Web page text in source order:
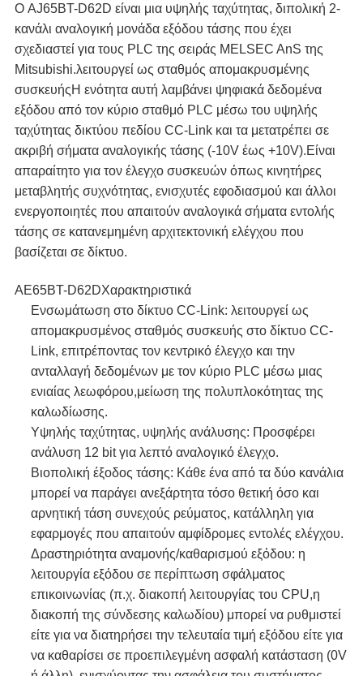
Ο AJ65BT-D62D είναι μια υψηλής ταχύτητας, διπολική 2-
κανάλι αναλογική μονάδα εξόδου τάσης που έχει
σχεδιαστεί για τους PLC της σειράς MELSEC AnS της
Mitsubishi.λειτουργεί ως σταθμός απομακρυσμένης
συσκευήςΗ ενότητα αυτή λαμβάνει ψηφιακά δεδομένα
εξόδου από τον κύριο σταθμό PLC μέσω του υψηλής
ταχύτητας δικτύου πεδίου CC-Link και τα μετατρέπει σε
ακριβή σήματα αναλογικής τάσης (-10V έως +10V).Είναι
απαραίτητο για τον έλεγχο συσκευών όπως κινητήρες
μεταβλητής συχνότητας, ενισχυτές εφοδιασμού και άλλοι
ενεργοποιητές που απαιτούν αναλογικά σήματα εντολής
τάσης σε κατανεμημένη αρχιτεκτονική ελέγχου που
βασίζεται σε δίκτυο.
ΑΕ65BT-D62DΧαρακτηριστικά
Ενσωμάτωση στο δίκτυο CC-Link: λειτουργεί ως
απομακρυσμένος σταθμός συσκευής στο δίκτυο CC-
Link, επιτρέποντας τον κεντρικό έλεγχο και την
ανταλλαγή δεδομένων με τον κύριο PLC μέσω μιας
ενιαίας λεωφόρου,μείωση της πολυπλοκότητας της
καλωδίωσης.
Υψηλής ταχύτητας, υψηλής ανάλυσης: Προσφέρει
ανάλυση 12 bit για λεπτό αναλογικό έλεγχο.
Βιοπολική έξοδος τάσης: Κάθε ένα από τα δύο κανάλια
μπορεί να παράγει ανεξάρτητα τόσο θετική όσο και
αρνητική τάση συνεχούς ρεύματος, κατάλληλη για
εφαρμογές που απαιτούν αμφίδρομες εντολές ελέγχου.
Δραστηριότητα αναμονής/καθαρισμού εξόδου: η
λειτουργία εξόδου σε περίπτωση σφάλματος
επικοινωνίας (π.χ. διακοπή λειτουργίας του CPU,η
διακοπή της σύνδεσης καλωδίου) μπορεί να ρυθμιστεί
είτε για να διατηρήσει την τελευταία τιμή εξόδου είτε για
να καθαρίσει σε προεπιλεγμένη ασφαλή κατάσταση (0V